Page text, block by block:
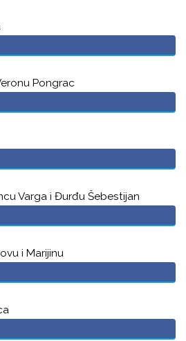
Pongrac
Varga i Đurđu Šebestijan
i Marijinu